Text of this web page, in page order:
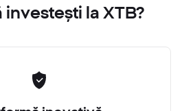
investești la XTB?